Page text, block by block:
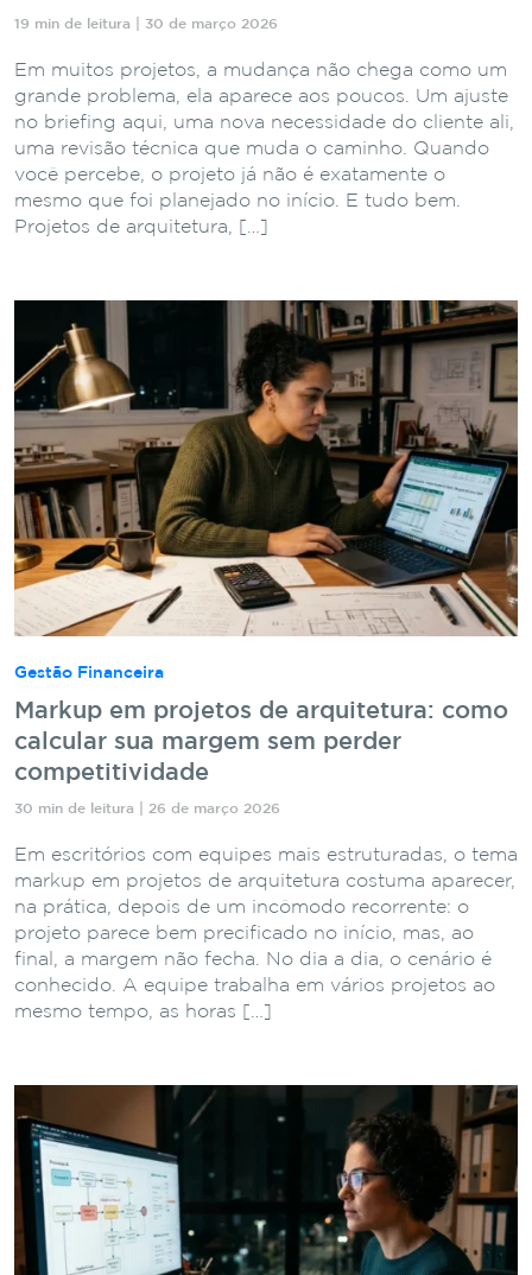
19 min de leitura | 30 de março 2026
Em muitos projetos, a mudança não chega como um
grande problema, ela aparece aos poucos. Um ajuste
no briefing aqui, uma nova necessidade do cliente ali,
uma revisão técnica que muda o caminho. Quando
você percebe, o projeto já não é exatamente o
mesmo que foi planejado no início. E tudo bem.
Projetos de arquitetura, […]
Gestão Financeira
Markup em projetos de arquitetura: como
calcular sua margem sem perder
competitividade
30 min de leitura | 26 de março 2026
Em escritórios com equipes mais estruturadas, o tema
markup em projetos de arquitetura costuma aparecer,
na prática, depois de um incômodo recorrente: o
projeto parece bem precificado no início, mas, ao
final, a margem não fecha. No dia a dia, o cenário é
conhecido. A equipe trabalha em vários projetos ao
mesmo tempo, as horas […]